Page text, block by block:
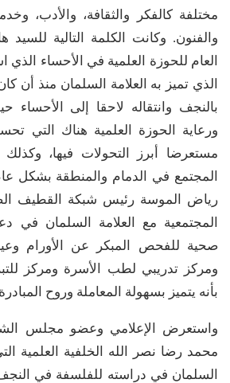
مختلفة كالفكر والثقافة، والأدب،
والفنون. وكانت الكلمة التالية للسيد
العام للحوزة العلمية في الأحساء
الذي تميز به العلامة السلمان منذ أن
بالنجف وانتقاله لاحقا إلى
ورعاية الحوزة العلمية هناك التي
مستعرضا أبرز التحولات فيها، وكذلك
المجتمع في الدمام والمنطقة بشكل
رياض الموسة رئيس شبكة القطيف
المجتمعية مع العلامة السلمان في
صحية للفحص المبكر عن الأورام
ومركز تدريبي لطب الأسرة ومركز
بأنه يتميز بسهولة المعاملة وروح
واستعرض الإعلامي وعضو مجلس
محمد رضا نصر الله الخلفية العلمية
السلمان في دراسته للفلسفة في النجف